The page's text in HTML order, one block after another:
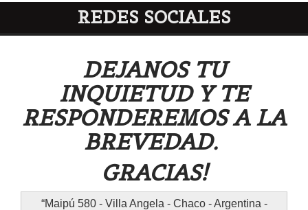
REDES SOCIALES
DEJANOS TU
INQUIETUD Y TE
RESPONDEREMOS A LA
BREVEDAD.
GRACIAS!
Maipú 580 - Villa Angela - Chaco - Argentina -